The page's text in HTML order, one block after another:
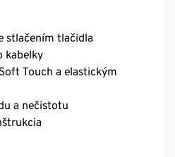
stlačením tlačidla
kabelky
Touch a elastickým
a nečistotu